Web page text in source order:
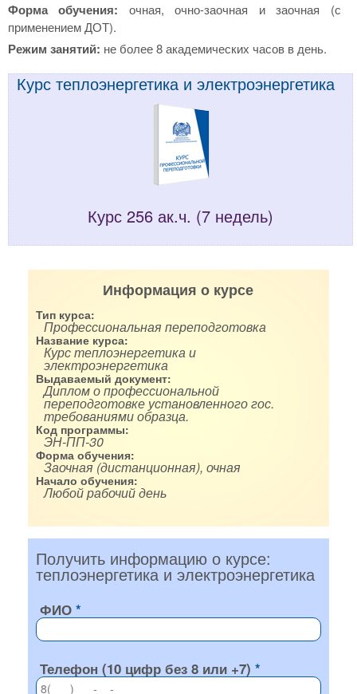
Форма обучения: очная, очно-заочная и заочная (с
применением ДОТ).
Режим занятий: не более 8 академических часов в день.
Курс теплоэнергетика и электроэнергетика
Курс 256 ак.ч. (7 недель)
Информация о курсе
Тип курса:
Профессиональная переподготовка
Название курса:
Курс теплоэнергетика и
электроэнергетика
Выдаваемый документ:
Диплом о профессиональной
переподготовке установленного гос.
требованиями образца.
Код программы:
ЭН-ПП-30
Форма обучения:
Заочная (дистанционная), очная
Начало обучения:
Любой рабочий день
Получить информацию о курсе:
теплоэнергетика и электроэнергетика
ФИО
Телефон (10 цифр без 8 или +7)